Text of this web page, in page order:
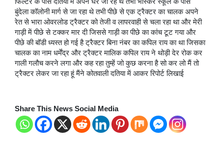
बुंदेला कॉलोनी मार्ग से जा रहा थे तभी पीछे से एक ट्रैक्टर का चालक अपने
रेत से भारा ओवरलोड ट्रैक्टर को तेजी व लापरवाही से चला रहा था और मेरी
गाड़ी में पीछे से टक्कर मार दी जिससे गाड़ी का पीछे का कांच टूट गया और
पीछे की बॉडी ध्यस्त हो गई है ट्रैक्टर बिना नंबर का कपिल राय का था जिसका
चालक का नाम धर्मेंद्र और ट्रैक्टर मालिक कपिल राय ने थोड़ी देर रोक कर
गाली गलौच करने लगा और कह रहा तुम्हें जो कुछ करना है सो कर लो मैं तो
ट्रैक्टर लेकर जा रहा हूं मैंने कोतवाली दतिया में आकर रिपोर्ट लिखाई
Share This News Social Media